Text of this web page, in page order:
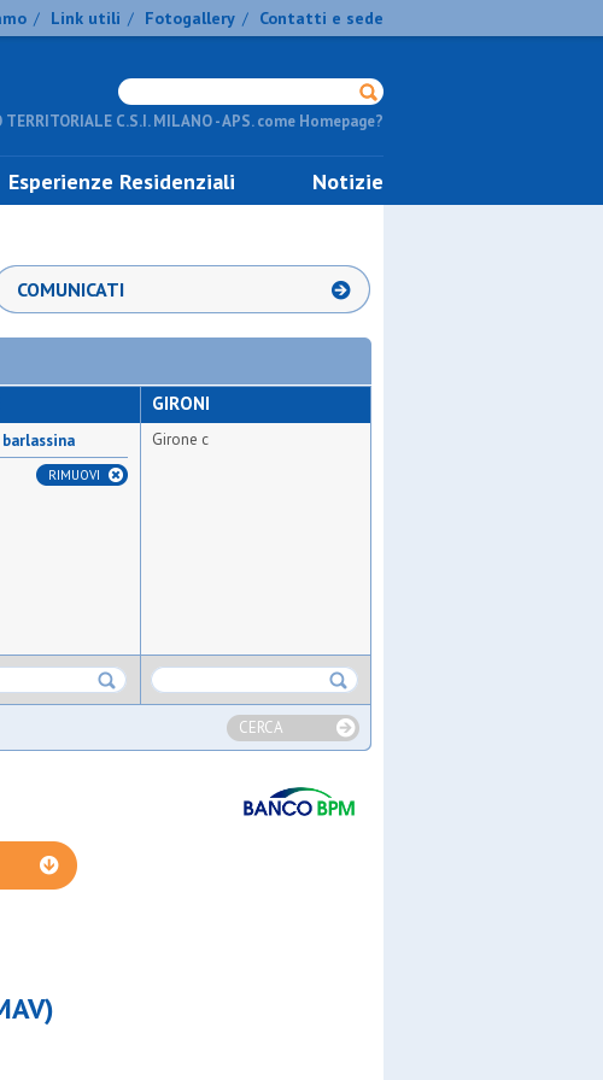
/ Link utili / Fotogallery / Contatti e sede
C.S.I. MILANO - APS. come Homepage?
Esperienze Residenziali Notizie
COMUNICATI
RIMUOVI
GIRONI
Girone c
CERCA